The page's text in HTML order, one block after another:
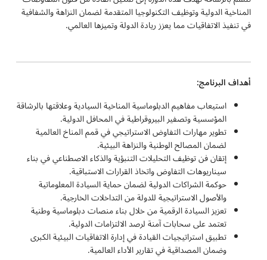
المناخية الدولية وتوظيف التكنولوجيا المتقدمة لضمان النزاهة والشفافية
في تنفيذ الاتفاقيات مما يعزز ريادة الدولة وتميزها العالمي.
أهداف البرنامج:
استيعاب مفاهيم الدبلوماسية المناخية السيادية وعلاقتها بالرشاقة
المؤسسية وتصفير البيروقراطية في المحافل الدولية.
تطوير مهارات التفاوض الاستراتيجي في قمم المناخ العالمية
لضمان المصالح الوطنية والنزاهة البيئية.
إتقان فن توظيف التحليلات التنبؤية والذكاء الاصطناعي في بناء
سيناريوهات التفاوض واتخاذ القرارات الاستباقية.
حوكمة الشراكات الدولية لضمان حماية السيادة المعلوماتية
والأصول الاستراتيجية للدولة من التداخلات الخارجية.
تعزيز السيادة الرقمية من خلال بناء منصات دبلوماسية وطنية
تعتمد على سحابات آمنة لرصد الالتزامات الدولية.
تطبيق استراتيجيات القيادة في إدارة الاتفاقيات البيئية الكبرى
وضمان المصداقية في تقارير الأداء العالمية.